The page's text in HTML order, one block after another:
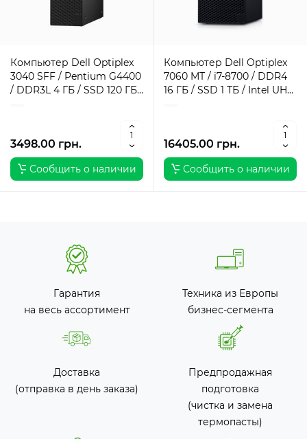
Компьютер Dell Optiplex
3040 SFF / Pentium G4400
/ DDR3L 4 ГБ / SSD 120 ГБ /
3498.00 грн.
Сообщить о наличии
Компьютер Dell Optiplex
7060 MT / i7-8700 / DDR4
16 ГБ / SSD 1 ТБ / Intel UHD
16405.00 грн.
Сообщить о наличии
Гарантия
на весь ассортимент
Техника из Европы
бизнес-сегмента
Доставка
(отправка в день заказа)
Предпродажная
подготовка
(чистка и замена
термопасты)